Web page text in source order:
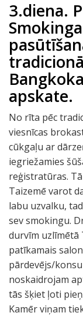
3.diena.
apskate.
No rīta pēc
viesnīcas
cūkgaļu ar
iegriežamies
reģistratūras.
Taizemē varot
labu uzvalku,
sev smokingu.
durvīm uzlīmētā
patīkamais
pārdevējs/
noskaidrojam
tās šķiet ļoti
Kamēr viņam